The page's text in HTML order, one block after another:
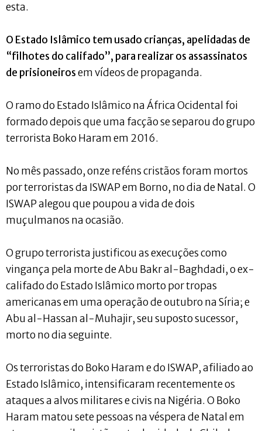
esta.
O Estado Islâmico tem usado crianças, apelidadas de
“filhotes do califado”, para realizar os assassinatos
de prisioneirosem vídeos de propaganda.
O ramo do Estado Islâmico na África Ocidental foi
formado depois que uma facção se separou do grupo
terrorista Boko Haram em 2016.
No mês passado, onze reféns cristãos foram mortos
por terroristas da ISWAP em Borno, no dia de Natal. O
ISWAP alegou que poupou a vida de dois
muçulmanos na ocasião.
O grupo terrorista justificou as execuções como
vingança pela morte de Abu Bakr al-Baghdadi, o ex-
califado do Estado Islâmico morto por tropas
americanas em uma operação de outubro na Síria; e
Abu al-Hassan al-Muhajir, seu suposto sucessor,
morto no dia seguinte.
Os terroristas do Boko Haram e do ISWAP, afiliado ao
Estado Islâmico, intensificaram recentemente os
ataques a alvos militares e civis na Nigéria. O Boko
Haram matou sete pessoas na véspera de Natal em